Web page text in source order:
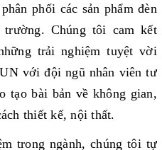
phối các sản phẩm đèn
Chúng tôi cam kết
trải nghiệm tuyệt vời
với đội ngũ nhân viên tư
tạo bài bản về không gian,
thiết kế, nội thất.
trong ngành, chúng tôi tự